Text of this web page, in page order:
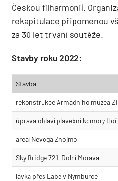
Českou filharmonií.
rekapitulace připomenou
za 30 let trvání soutěže.
Stavby roku 2022:
Stavba
rekonstrukce Armádního muzea
úprava ohlaví plavební komory
areál Nevoga Znojmo
Sky Bridge 721, Dolní Morava
lávka přes Labe v Nymburce